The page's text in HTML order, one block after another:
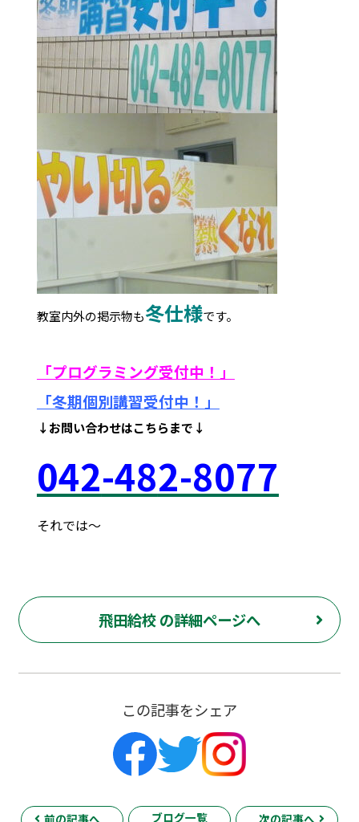
教室内外の掲示物も冬仕様です。
「プログラミング受付中！」
「冬期個別講習受付中！ 」
↓お問い合わせはこちらまで↓
042-482-8077
それでは～
飛田給校 の詳細ページへ
この記事をシェア
ブログ一覧